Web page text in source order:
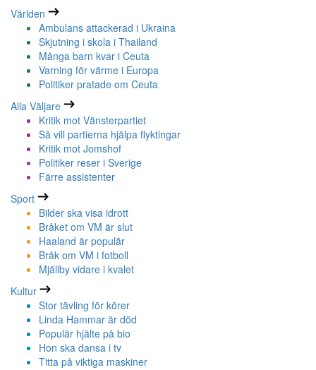
Världen
Ambulans attackerad i Ukraina
Skjutning i skola i Thailand
Många barn kvar i Ceuta
Varning för värme i Europa
Politiker pratade om Ceuta
Alla Väljare
Kritik mot Vänsterpartiet
Så vill partierna hjälpa flyktingar
Kritik mot Jomshof
Politiker reser i Sverige
Färre assistenter
Sport
Bilder ska visa idrott
Bråket om VM är slut
Haaland är populär
Bråk om VM i fotboll
Mjällby vidare i kvalet
Kultur
Stor tävling för körer
Linda Hammar är död
Populär hjälte på bio
Hon ska dansa i tv
Titta på viktiga maskiner